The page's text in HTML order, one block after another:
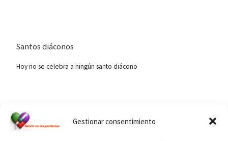
Gestionar consentimiento
Santos diáconos
Hoy no se celebra a ningún santo diácono